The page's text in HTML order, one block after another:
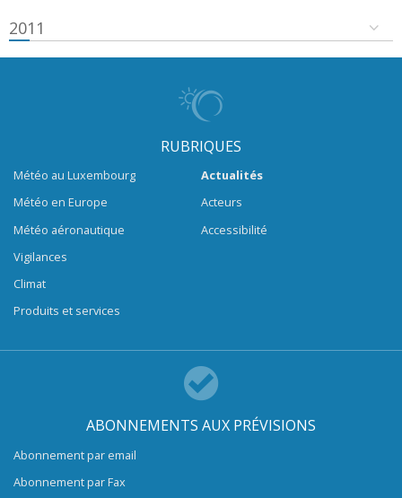
2011
RUBRIQUES
Météo au Luxembourg
Météo en Europe
Météo aéronautique
Vigilances
Climat
Produits et services
Actualités
Acteurs
Accessibilité
ABONNEMENTS AUX PRÉVISIONS
Abonnement par email
Abonnement par Fax